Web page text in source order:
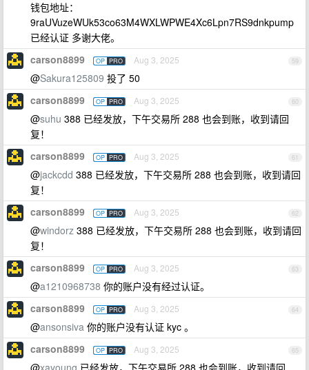
钱包地址：
9raUVuzeWUk53co63M4WXLWPWE4Xc6Lpn7RS9dnkpump
已经认证 多谢大佬。
59
carson8899 OP PRO Aug 3, 2025
@Sakura125809 投了 50
60
carson8899 OP PRO Aug 3, 2025
@suhu 388 已经发放，下午交易所 288 也会到账，收到请回
复！
61
carson8899 OP PRO Aug 3, 2025
@jackcdd 388 已经发放，下午交易所 288 也会到账，收到请回
复！
62
carson8899 OP PRO Aug 3, 2025
@windorz 388 已经发放，下午交易所 288 也会到账，收到请回
复！
63
carson8899 OP PRO Aug 3, 2025
@a1210968738 你的账户没有经过认证。
64
carson8899 OP PRO Aug 3, 2025
@ansonsiva 你的账户没有认证 kyc 。
65
carson8899 OP PRO Aug 3, 2025
@xayoung 已经发放，下午交易所 288 也会到账，收到请回